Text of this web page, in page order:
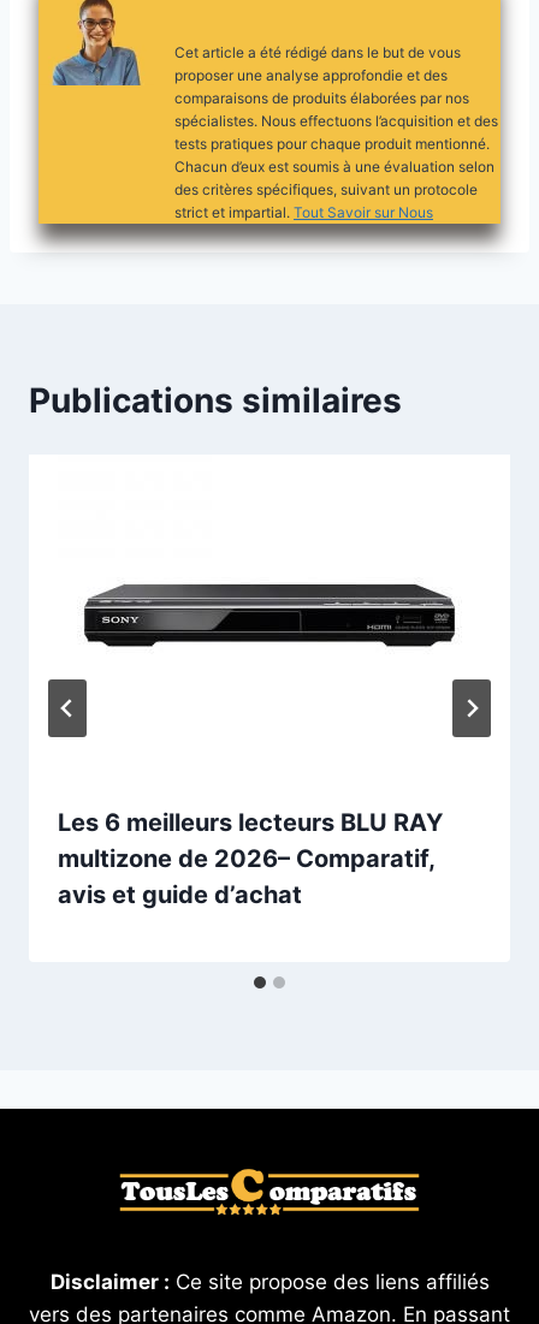
Cet article a été rédigé dans le but de vous
proposer une analyse approfondie et des
comparaisons de produits élaborées par nos
spécialistes. Nous effectuons l’acquisition et des
tests pratiques pour chaque produit mentionné.
Chacun d’eux est soumis à une évaluation selon
des critères spécifiques, suivant un protocole
strict et impartial. Tout Savoir sur Nous
Publications similaires
Les 6 meilleurs lecteurs BLU RAY
multizone de 2026– Comparatif,
avis et guide d’achat
Disclaimer : Ce site propose des liens affiliés
vers des partenaires comme Amazon. En passant